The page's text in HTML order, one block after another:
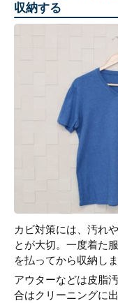
収納する
カビ対策には、汚れ
とが大切。一度着た
を払ってから収納しま
アウターなどは皮脂
合はクリーニングに